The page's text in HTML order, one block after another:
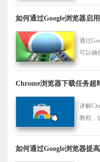
如何通过Google浏览器启
通过
可以确
Chrome浏览器下载任务超
讲解
教程，
如何通过Google浏览器提